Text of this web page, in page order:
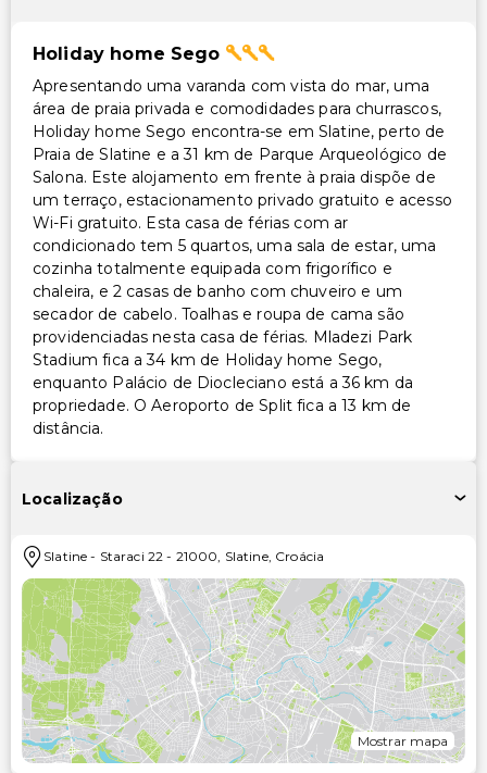
Holiday home Sego
Apresentando uma varanda com vista do mar, uma
área de praia privada e comodidades para churrascos,
Holiday home Sego encontra-se em Slatine, perto de
Praia de Slatine e a 31 km de Parque Arqueológico de
Salona. Este alojamento em frente à praia dispõe de
um terraço, estacionamento privado gratuito e acesso
Wi-Fi gratuito. Esta casa de férias com ar
condicionado tem 5 quartos, uma sala de estar, uma
cozinha totalmente equipada com frigorífico e
chaleira, e 2 casas de banho com chuveiro e um
secador de cabelo. Toalhas e roupa de cama são
providenciadas nesta casa de férias. Mladezi Park
Stadium fica a 34 km de Holiday home Sego,
enquanto Palácio de Diocleciano está a 36 km da
propriedade. O Aeroporto de Split fica a 13 km de
distância.
Localização
Slatine - Staraci 22 - 21000, Slatine, Croácia
Mostrar mapa